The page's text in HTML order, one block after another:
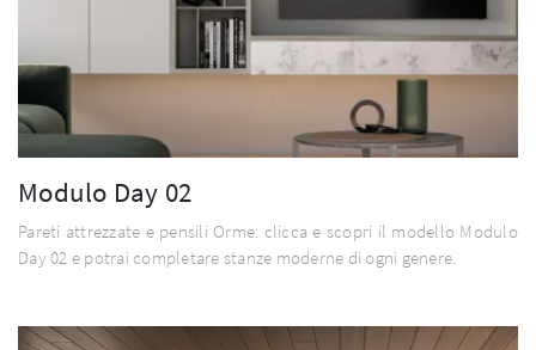
Modulo Day 02
Pareti attrezzate e pensili Orme: clicca e scopri il modello Modulo
Day 02 e potrai completare stanze moderne di ogni genere.